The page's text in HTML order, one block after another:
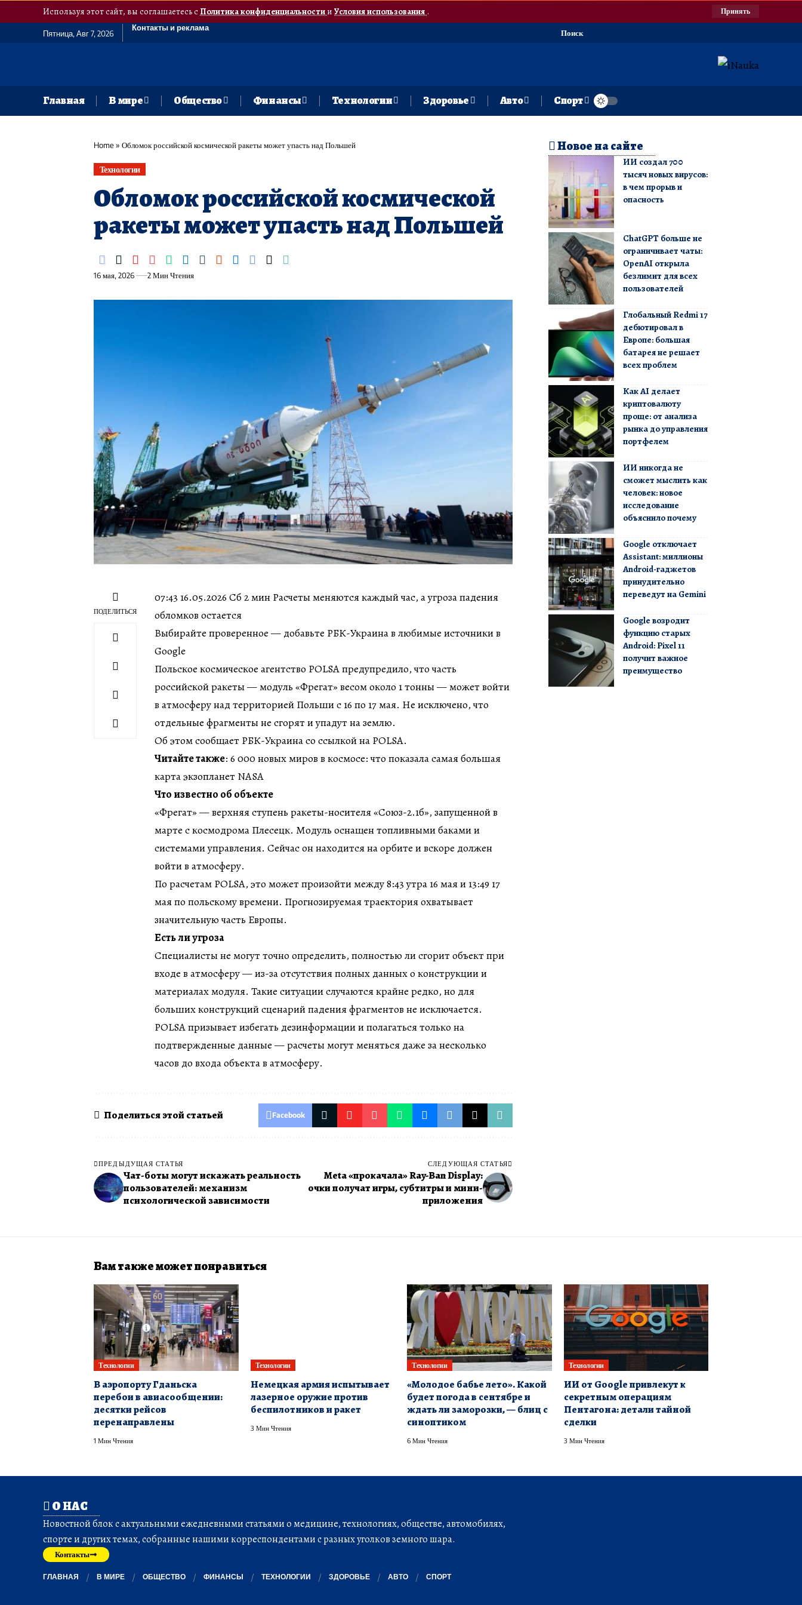
Используя этот сайт, вы соглашаетесь сПолитика конфиденциальностии Условия использования. Принять
Пятница, Авг 7, 2026
Контакты и реклама
Поиск
Главная В мире Общество Финансы Технологии Здоровье Авто Спорт
Home» Обломок российской космической ракеты может упасть над Польшей
Технологии
Обломок российской космической
ракеты может упасть над Польшей
16 мая, 2026 2 Мин Чтения
ПОДЕЛИТЬСЯ
07:43 16.05.2026 Сб 2 мин Расчеты меняются каждый час, а угроза падения
обломков остается
Выбирайте проверенное — добавьте РБК-Украина в любимые источники в
Google
Польское космическое агентство POLSA предупредило, что часть
российской ракеты — модуль «Фрегат» весом около 1 тонны — может войти
в атмосферу над территорией Польши с 16 по 17 мая. Не исключено, что
отдельные фрагменты не сгорят и упадут на землю.
Об этом сообщает РБК-Украина со ссылкой на POLSA.
Читайте также: 6 000 новых миров в космосе: что показала самая большая
карта экзопланет NASA
Что известно об объекте
«Фрегат» — верхняя ступень ракеты-носителя «Союз-2.1б», запущенной в
марте с космодрома Плесецк. Модуль оснащен топливными баками и
системами управления. Сейчас он находится на орбите и вскоре должен
войти в атмосферу.
По расчетам POLSA, это может произойти между 8:43 утра 16 мая и 13:49 17
мая по польскому времени. Прогнозируемая траектория охватывает
значительную часть Европы.
Есть ли угроза
Специалисты не могут точно определить, полностью ли сгорит объект при
входе в атмосферу — из-за отсутствия полных данных о конструкции и
материалах модуля. Такие ситуации случаются крайне редко, но для
больших конструкций сценарий падения фрагментов не исключается.
POLSA призывает избегать дезинформации и полагаться только на
подтвержденные данные — расчеты могут меняться даже за несколько
часов до входа объекта в атмосферу.
Поделиться этой статьей Facebook
ПРЕДЫДУЩАЯ СТАТЬЯ
Чат-боты могут искажать реальность
пользователей: механизм
психологической зависимости
СЛЕДУЮЩАЯ СТАТЬЯ
Meta «прокачала» Ray-Ban Display:
очки получат игры, субтитры и мини-
приложения
Новое на сайте
ИИ создал 700
тысяч новых вирусов:
в чем прорыв и
опасность
ChatGPT больше не
ограничивает чаты:
OpenAI открыла
безлимит для всех
пользователей
Глобальный Redmi 17
дебютировал в
Европе: большая
батарея не решает
всех проблем
Как AI делает
криптовалюту
проще: от анализа
рынка до управления
портфелем
ИИ никогда не
сможет мыслить как
человек: новое
исследование
объяснило почему
Google отключает
Assistant: миллионы
Android-гаджетов
принудительно
переведут на Gemini
Google возродит
функцию старых
Android: Pixel 11
получит важное
преимущество
Вам также может понравиться
Технологии
В аэропорту Гданьска
перебои в авиасообщении:
десятки рейсов
перенаправлены
1 Мин Чтения
Технологии
Немецкая армия испытывает
лазерное оружие против
беспилотников и ракет
3 Мин Чтения
Технологии
«Молодое бабье лето». Какой
будет погода в сентябре и
ждать ли заморозки, — блиц с
синоптиком
6 Мин Чтения
Технологии
ИИ от Google привлекут к
секретным операциям
Пентагона: детали тайной
сделки
3 Мин Чтения
О НАС
Новостной блок с актуальными ежедневными статьями о медицине, технологиях, обществе, автомобилях,
спорте и других темах, собранные нашими корреспондентами с разных уголков земного шара.
Контакты
ГЛАВНАЯ В МИРЕ ОБЩЕСТВО ФИНАНСЫ ТЕХНОЛОГИИ ЗДОРОВЬЕ АВТО СПОРТ